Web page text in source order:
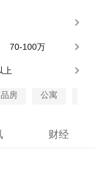
70-100万
上
房 公寓
财经